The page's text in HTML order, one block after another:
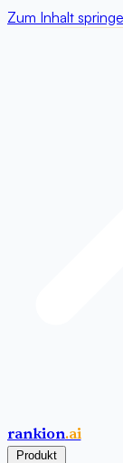
Zum Inhalt
rankion.ai
Produkt